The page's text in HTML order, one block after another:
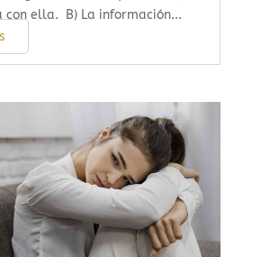
con ella. B) La información...